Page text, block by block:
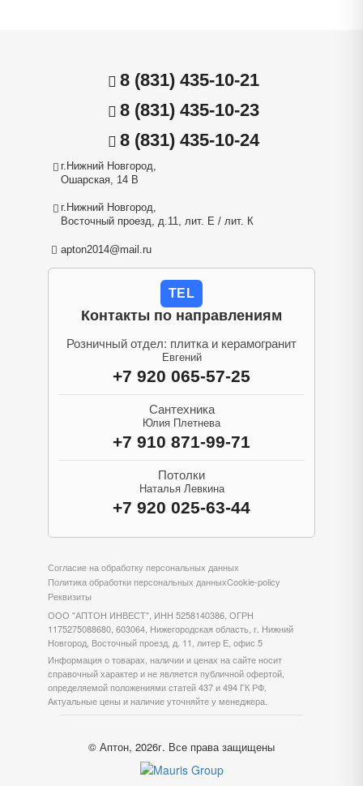
8 (831) 435-10-21
8 (831) 435-10-23
8 (831) 435-10-24
г.Нижний Новгород,
Ошарская, 14 В
г.Нижний Новгород,
Восточный проезд, д.11, лит. Е / лит. К
apton2014@mail.ru
TEL
Контакты по направлениям
Розничный отдел: плитка и керамогранит
Евгений
+7 920 065-57-25
Сантехника
Юлия Плетнева
+7 910 871-99-71
Потолки
Наталья Левкина
+7 920 025-63-44
Согласие на обработку персональных данных
Политика обработки персональных данныхCookie-policy
Реквизиты
ООО "АПТОН ИНВЕСТ", ИНН 5258140386, ОГРН
1175275088680, 603064, Нижегородская область, г. Нижний
Новгород, Восточный проезд, д. 11, литер Е, офис 5
Информация о товарах, наличии и ценах на сайте носит
справочный характер и не является публичной офертой,
определяемой положениями статей 437 и 494 ГК РФ.
Актуальные цены и наличие уточняйте у менеджера.
© Аптон, 2026г. Все права защищены